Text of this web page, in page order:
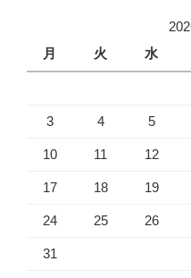
月
火 水
3 4 5
10 11 12
17 18 19
24 25 26
31